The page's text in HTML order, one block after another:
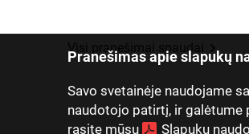
Pranešimas apie slapukų
Savo svetainėje naudojame
naudotojo patirtį, ir galėtume
rasite mūsų
Slapukų
Visi pranešimai spaudai